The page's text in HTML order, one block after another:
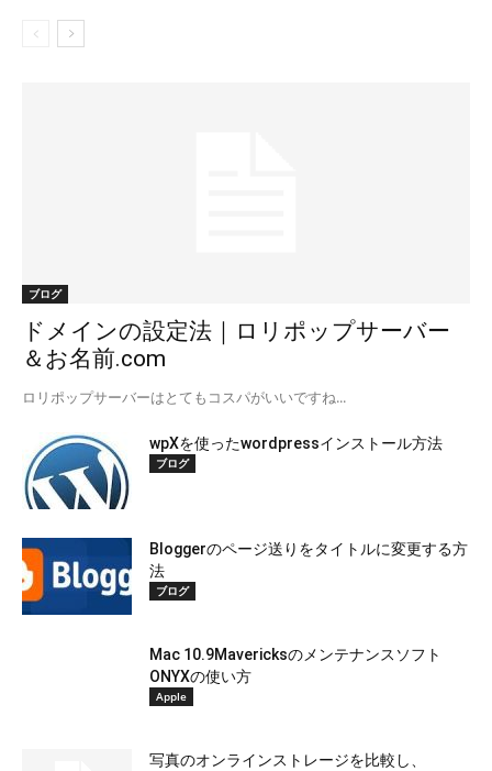
ブログ
ドメインの設定法｜ロリポップサーバー
＆お名前.com
ロリポップサーバーはとてもコスパがいいですね...
wpXを使ったwordpressインストール方法
ブログ
Bloggerのページ送りをタイトルに変更する方
法
ブログ
Mac 10.9Mavericksのメンテナンスソフト
ONYXの使い方
Apple
写真のオンラインストレージを比較し、